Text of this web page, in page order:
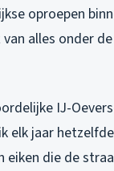
oproepen
alles onder
IJ-
elk jaar
eiken die de